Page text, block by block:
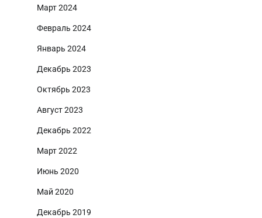
Март 2024
Февраль 2024
Январь 2024
Декабрь 2023
Октябрь 2023
Август 2023
Декабрь 2022
Март 2022
Июнь 2020
Май 2020
Декабрь 2019